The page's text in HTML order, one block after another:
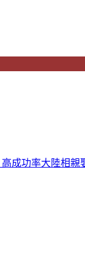
高成功率大陸相親